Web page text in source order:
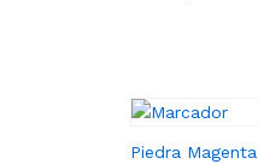
Piedra Magenta